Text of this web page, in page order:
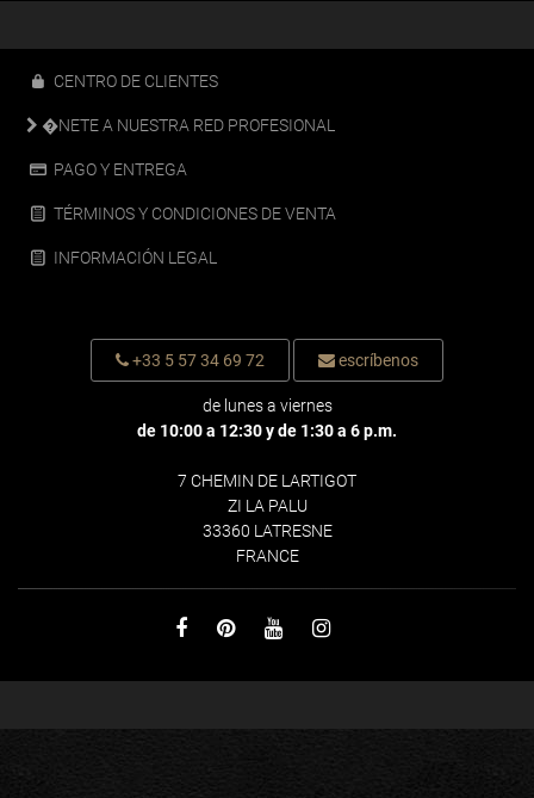
CENTRO DE CLIENTES
�NETE A NUESTRA RED PROFESIONAL
PAGO Y ENTREGA
TÉRMINOS Y CONDICIONES DE VENTA
INFORMACIÓN LEGAL
+33 5 57 34 69 72 escríbenos
de lunes a viernes
de 10:00 a 12:30 y de 1:30 a 6 p.m.
7 CHEMIN DE LARTIGOT
ZI LA PALU
33360 LATRESNE
FRANCE